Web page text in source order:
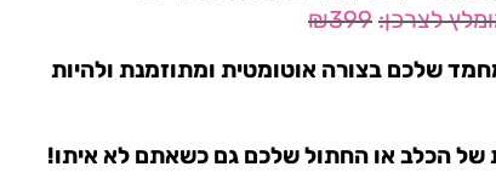
₪399
שלכם בצורה אוטומטית ומתוזמנת ולהיות
של הכלב או החתול שלכם גם כשאתם לא איתו!